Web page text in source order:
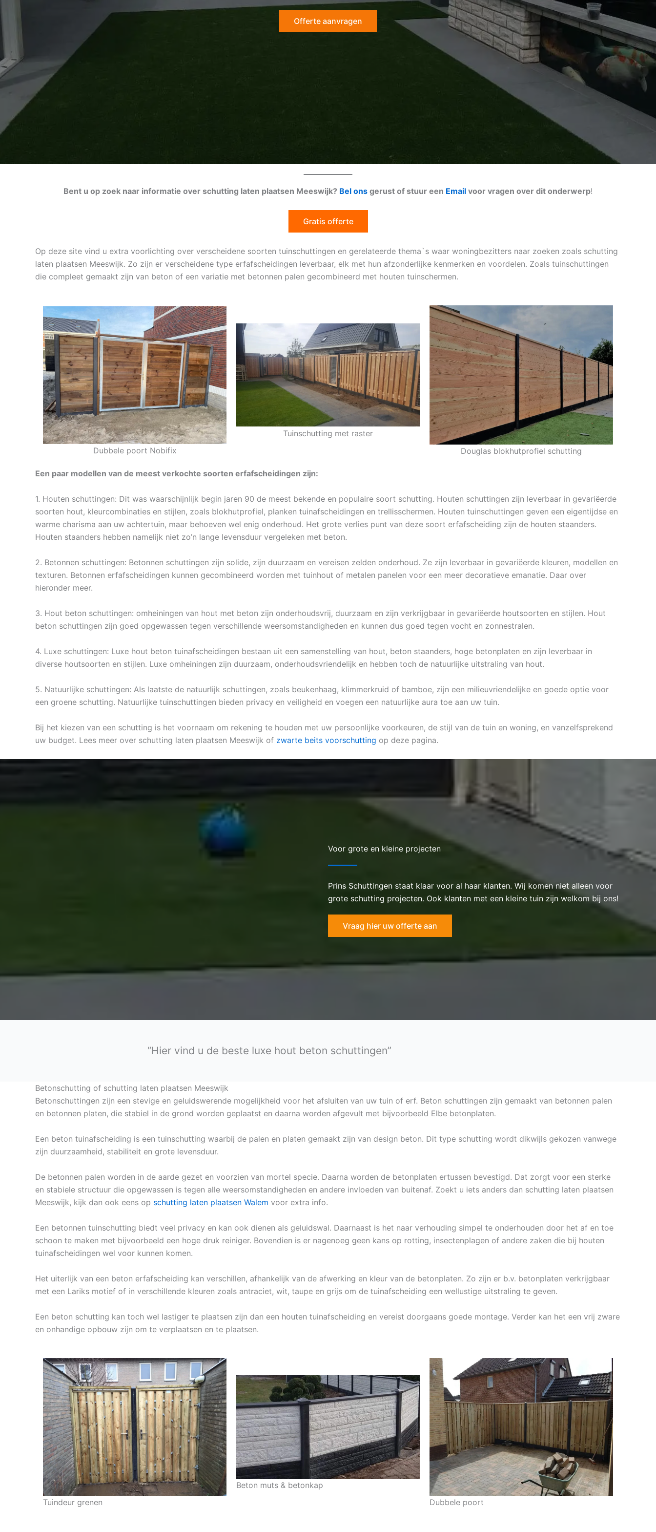
Offerte aanvragen
Bent u op zoek naar informatie over schutting laten plaatsen Meeswijk? Bel ons gerust of stuur een Email voor vragen over dit onderwerp!
Gratis offerte
Op deze site vind u extra voorlichting over verscheidene soorten tuinschuttingen en gerelateerde thema`s waar woningbezitters naar zoeken zoals schutting
laten plaatsen Meeswijk. Zo zijn er verscheidene type erfafscheidingen leverbaar, elk met hun afzonderlijke kenmerken en voordelen. Zoals tuinschuttingen
die compleet gemaakt zijn van beton of een variatie met betonnen palen gecombineerd met houten tuinschermen.
Dubbele poort Nobifix
Tuinschutting met raster
Douglas blokhutprofiel schutting
Een paar modellen van de meest verkochte soorten erfafscheidingen zijn:
1. Houten schuttingen: Dit was waarschijnlijk begin jaren 90 de meest bekende en populaire soort schutting. Houten schuttingen zijn leverbaar in gevariëerde
soorten hout, kleurcombinaties en stijlen, zoals blokhutprofiel, planken tuinafscheidingen en trellisschermen. Houten tuinschuttingen geven een eigentijdse en
warme charisma aan uw achtertuin, maar behoeven wel enig onderhoud. Het grote verlies punt van deze soort erfafscheiding zijn de houten staanders.
Houten staanders hebben namelijk niet zo’n lange levensduur vergeleken met beton.
2. Betonnen schuttingen: Betonnen schuttingen zijn solide, zijn duurzaam en vereisen zelden onderhoud. Ze zijn leverbaar in gevariëerde kleuren, modellen en
texturen. Betonnen erfafscheidingen kunnen gecombineerd worden met tuinhout of metalen panelen voor een meer decoratieve emanatie. Daar over
hieronder meer.
3. Hout beton schuttingen: omheiningen van hout met beton zijn onderhoudsvrij, duurzaam en zijn verkrijgbaar in gevariëerde houtsoorten en stijlen. Hout
beton schuttingen zijn goed opgewassen tegen verschillende weersomstandigheden en kunnen dus goed tegen vocht en zonnestralen.
4. Luxe schuttingen: Luxe hout beton tuinafscheidingen bestaan uit een samenstelling van hout, beton staanders, hoge betonplaten en zijn leverbaar in
diverse houtsoorten en stijlen. Luxe omheiningen zijn duurzaam, onderhoudsvriendelijk en hebben toch de natuurlijke uitstraling van hout.
5. Natuurlijke schuttingen: Als laatste de natuurlijk schuttingen, zoals beukenhaag, klimmerkruid of bamboe, zijn een milieuvriendelijke en goede optie voor
een groene schutting. Natuurlijke tuinschuttingen bieden privacy en veiligheid en voegen een natuurlijke aura toe aan uw tuin.
Bij het kiezen van een schutting is het voornaam om rekening te houden met uw persoonlijke voorkeuren, de stijl van de tuin en woning, en vanzelfsprekend
uw budget. Lees meer over schutting laten plaatsen Meeswijk of zwarte beits voorschutting op deze pagina.
Voor grote en kleine projecten
Prins Schuttingen staat klaar voor al haar klanten. Wij komen niet alleen voor
grote schutting projecten. Ook klanten met een kleine tuin zijn welkom bij ons!
Vraag hier uw offerte aan
“Hier vind u de beste luxe hout beton schuttingen”
Betonschutting of schutting laten plaatsen Meeswijk
Betonschuttingen zijn een stevige en geluidswerende mogelijkheid voor het afsluiten van uw tuin of erf. Beton schuttingen zijn gemaakt van betonnen palen
en betonnen platen, die stabiel in de grond worden geplaatst en daarna worden afgevult met bijvoorbeeld Elbe betonplaten.
Een beton tuinafscheiding is een tuinschutting waarbij de palen en platen gemaakt zijn van design beton. Dit type schutting wordt dikwijls gekozen vanwege
zijn duurzaamheid, stabiliteit en grote levensduur.
De betonnen palen worden in de aarde gezet en voorzien van mortel specie. Daarna worden de betonplaten ertussen bevestigd. Dat zorgt voor een sterke
en stabiele structuur die opgewassen is tegen alle weersomstandigheden en andere invloeden van buitenaf. Zoekt u iets anders dan schutting laten plaatsen
Meeswijk, kijk dan ook eens op schutting laten plaatsen Walem voor extra info.
Een betonnen tuinschutting biedt veel privacy en kan ook dienen als geluidswal. Daarnaast is het naar verhouding simpel te onderhouden door het af en toe
schoon te maken met bijvoorbeeld een hoge druk reiniger. Bovendien is er nagenoeg geen kans op rotting, insectenplagen of andere zaken die bij houten
tuinafscheidingen wel voor kunnen komen.
Het uiterlijk van een beton erfafscheiding kan verschillen, afhankelijk van de afwerking en kleur van de betonplaten. Zo zijn er b.v. betonplaten verkrijgbaar
met een Lariks motief of in verschillende kleuren zoals antraciet, wit, taupe en grijs om de tuinafscheiding een wellustige uitstraling te geven.
Een beton schutting kan toch wel lastiger te plaatsen zijn dan een houten tuinafscheiding en vereist doorgaans goede montage. Verder kan het een vrij zware
en onhandige opbouw zijn om te verplaatsen en te plaatsen.
Tuindeur grenen
Beton muts & betonkap
Dubbele poort